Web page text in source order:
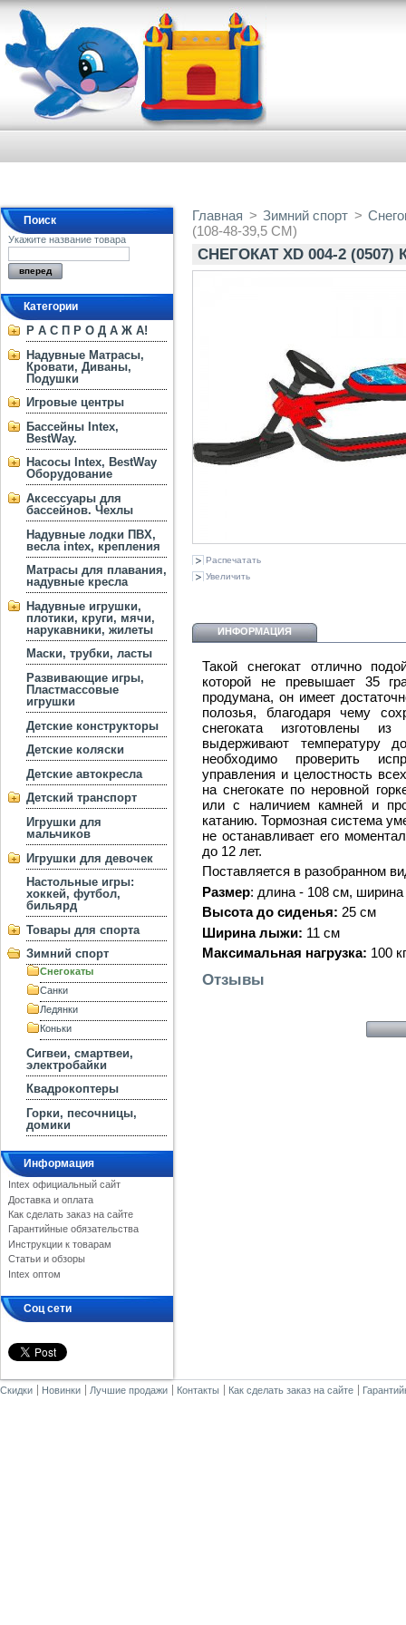
Поиск
Укажите название товара
Категории
Р А С П Р О Д А Ж А!
Надувные Матрасы,
Кровати, Диваны,
Подушки
Игровые центры
Бассейны Intex,
BestWay.
Насосы Intex, BestWay
Оборудование
Аксессуары для
бассейнов. Чехлы
Надувные лодки ПВХ,
весла intex, крепления
Матрасы для плавания,
надувные кресла
Надувные игрушки,
плотики, круги, мячи,
нарукавники, жилеты
Маски, трубки, ласты
Развивающие игры,
Пластмассовые
игрушки
Детские конструкторы
Детские коляски
Детские автокресла
Детский транспорт
Игрушки для
мальчиков
Игрушки для девочек
Настольные игры:
хоккей, футбол,
бильярд
Товары для спорта
Зимний спорт
Снегокаты
Санки
Ледянки
Коньки
Сигвеи, смартвеи,
электробайки
Квадрокоптеры
Горки, песочницы,
домики
Информация
Intex официальный сайт
Доставка и оплата
Как сделать заказ на сайте
Гарантийные обязательства
Инструкции к товарам
Статьи и обзоры
Intex оптом
Соц сети
Главная > Зимний спорт >
(108-48-39,5 СМ)
СНЕГОКАТ XD 004-2
Распечатать
Увеличить
ИНФОРМАЦИЯ
Такой снегокат отлично
которой не превышает 35
продумана, он имеет
полозья, благодаря чему
снегоката изготовлены
выдерживают температуру
необходимо проверить
управления и целостность
на снегокате по неровной
или с наличием камней и
катанию. Тормозная система
не останавливает его
до 12 лет.
Поставляется в разобранном
Размер: длина - 108 см,
Высота до сиденья: 25 см
Ширина лыжи: 11 см
Максимальная нагрузка: 100 кг
Отзывы
Скидки Новинки Лучшие продажи Контакты Как сделать заказ на сайте